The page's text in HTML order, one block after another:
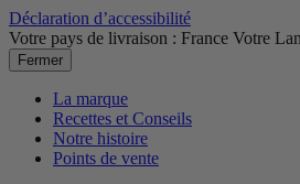
Déclaration d’accessibilité
Votre pays de livraison : France Votre
Fermer
La marque
Recettes et Conseils
Notre histoire
Points de vente